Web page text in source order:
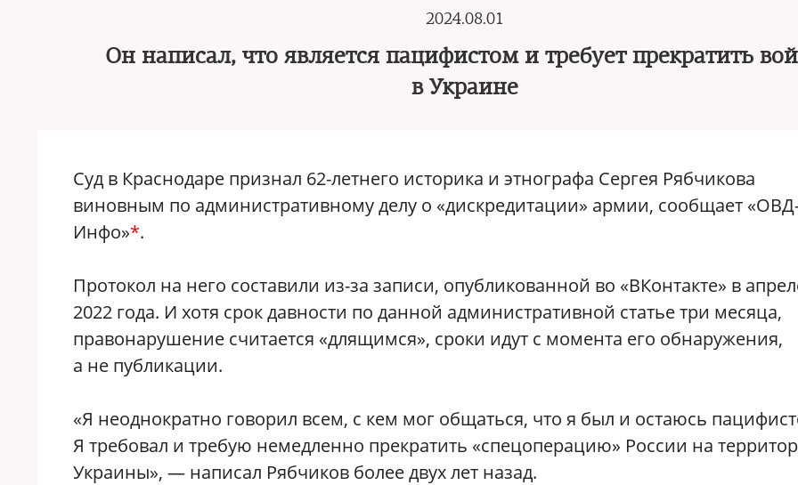
2024.08.01
Он написал, что является пацифистом и требует прекратить
в Украине
Суд в Краснодаре признал 62-летнего историка и этнографа Сергея Рябчикова
виновным по административному делу о «дискредитации» армии, сообщает
Инфо»*.
Протокол на него составили из-за записи, опубликованной во «ВКонтакте» в
2022 года. И хотя срок давности по данной административной статье три месяца,
правонарушение считается «длящимся», сроки идут c момента его обнаружения,
а не публикации.
«Я неоднократно говорил всем, с кем мог общаться, что я был и остаюсь
Я требовал и требую немедленно прекратить «спецоперацию» России на
Украины», — написал Рябчиков более двух лет назад.